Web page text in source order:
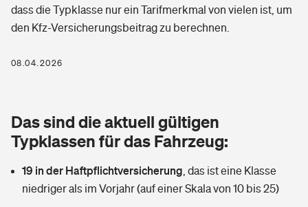
Berufshaftpflichtversicherung
Rentenrechner: Wie viel Geld bekomme ich im Alter?
Wer versichert was: Jetzt Versicherer finden
Photovoltaik
Wärmepumpen versichern
Vermieterrrechtsschutz
Mietkautionsversicherung
Rechts­schutz­ver­si­che­rung
Kinderunfall­ver­si­che­rung
Reiseversicherung
Private Krankenversicherung
Tierkrankenversicherung
Zur Übersicht
dass die Typklasse nur ein Tarifmerkmal von vielen ist, um
den Kfz-Versicherungsbeitrag zu berechnen.
08.04.2026
Das sind die aktuell gültigen
Typklassen für das Fahrzeug:
19 in der Haftpflichtversicherung das ist eine Klasse
niedriger als im Vorjahr (auf einer Skala von 10 bis 25)